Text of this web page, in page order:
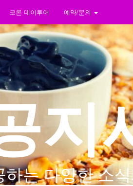
코론 데이투어 예약/문의
지
는 다양한 소